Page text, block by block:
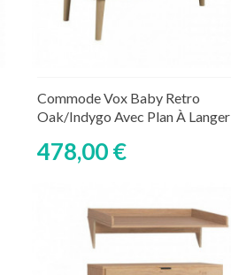
Commode Vox Baby Retro
Oak/Indygo Avec Plan À Langer
478,00 €